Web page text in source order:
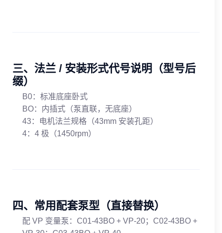
三、法兰 / 安装形式代号说明（型号后
缀）
B0：标准底座卧式
BO：内插式（泵直联，无底座）
43：电机法兰规格（43mm 安装孔距）
4：4 极（1450rpm）
四、常用配套泵型（直接替换）
配 VP 变量泵：C01-43BO + VP-20；C02-43BO +